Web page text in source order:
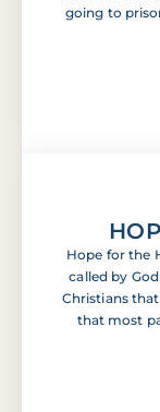
going to
Hope for the
called by
Christians
that most